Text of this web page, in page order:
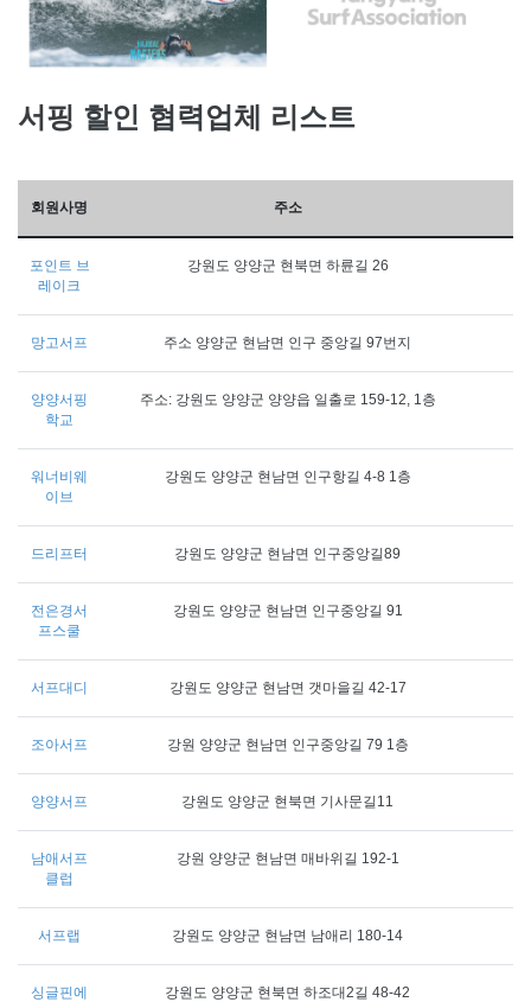
서핑 할인 협력업체 리스트
회원사명 주소
포인트 브
레이크
강원도 양양군 현북면 하륜길 26
망고서프 주소 양양군 현남면 인구 중앙길 97번지
양양서핑
학교
주소: 강원도 양양군 양양읍 일출로 159-12, 1층
워너비웨
이브
강원도 양양군 현남면 인구항길 4-8 1층
드리프터 강원도 양양군 현남면 인구중앙길89
전은경서
프스쿨
강원도 양양군 현남면 인구중앙길 91
서프대디 강원도 양양군 현남면 갯마을길 42-17
조아서프 강원 양양군 현남면 인구중앙길 79 1층
양양서프 강원도 양양군 현북면 기사문길11
남애서프
클럽
강원 양양군 현남면 매바위길 192-1
서프랩 강원도 양양군 현남면 남애리 180-14
싱글핀에
강원도 양양군 현북면 하조대2길 48-42